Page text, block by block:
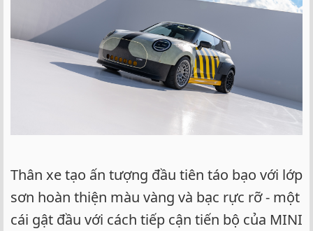
Thân xe tạo ấn tượng đầu tiên táo bạo với lớp
sơn hoàn thiện màu vàng và bạc rực rỡ - một
cái gật đầu với cách tiếp cận tiến bộ của MINI